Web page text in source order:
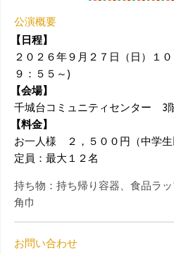
公演概要
【日程】
２０２６年９月２７日（日）１
９：５５～)
【会場】
千城台コミュニティセンター 3
【料金】
お一人様 ２，５００円（中学生
定員：最大１２名
持ち物：持ち帰り容器、食品ラ
角巾
お問い合わせ